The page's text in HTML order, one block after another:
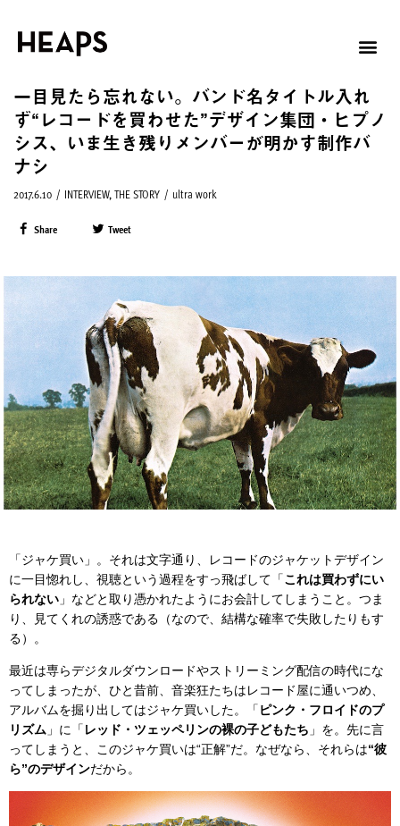
一目見たら忘れない。バンド名タイトル入れ
ず“レコードを買わせた”デザイン集団・ヒプノ
シス、いま生き残りメンバーが明かす制作バ
ナシ
2017.6.10 / INTERVIEW,THE STORY / ultra work
Share Tweet
「ジャケ買い」。それは文字通り、レコードのジャケットデザイン
に一目惚れし、視聴という過程をすっ飛ばして「これは買わずにい
られない 」などと取り憑かれたようにお会計してしまうこと。つま
り、見てくれの誘惑である（なので、結構な確率で失敗したりもす
る）。
最近は専らデジタルダウンロードやストリーミング配信の時代にな
ってしまったが、ひと昔前、音楽狂たちはレコード屋に通いつめ、
アルバムを掘り出してはジャケ買いした。「 ピンク・フロイドのプ
リズム 」に「 レッド・ツェッペリンの裸の子どもたち 」を。先に言
ってしまうと、このジャケ買いは“正解”だ。なぜなら、それらは“彼
ら”のデザインだから。